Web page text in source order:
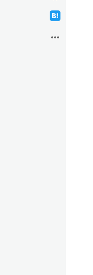
more_horiz